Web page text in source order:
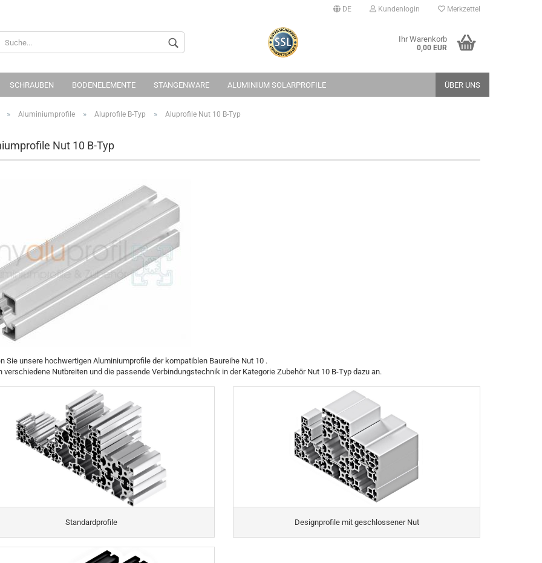
DE
Lieferland
Kundenlogin Merkzettel
Ihr Warenkorb
0,00 EUR
SCHRAUBEN BODENELEMENTE STANGENWARE ALUMINIUM SOLARPROFILE ÜBER UNS
» Aluminiumprofile » Aluprofile B-Typ » Aluprofile Nut 10 B-Typ
Nut 10 B-Typ
Sie unsere hochwertigen Aluminiumprofile der kompatiblen Baureihe Nut 10 .
verschiedene Nutbreiten und die passende Verbindungstechnik in der Kategorie Zubehör Nut 10 B-Typ dazu an.
Standardprofile Designprofile mit geschlossener Nut